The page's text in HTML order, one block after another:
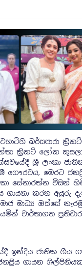
බර්සපාරා
ක්‍රිකට් ලෝක
ශ්‍රී ලංකා
ගෞරවය, මෙරට
සේනාරත්න විසින්
ගායනා කරන අයුරු
මාධ්‍ය ඔස්සේ
වාර්තාගත
ඉන්දීය ජාතික ගීය
ගායන ශිල්පිනියක